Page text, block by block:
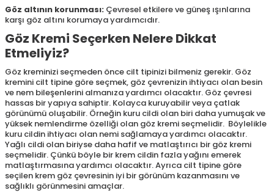
Göz altının korunması: Çevresel etkilere ve güneş ışınlarına
karşı göz altını korumaya yardımcıdır.
Göz Kremi Seçerken Nelere Dikkat
Etmeliyiz?
Göz kreminizi seçmeden önce cilt tipinizi bilmeniz gerekir. Göz
kremini cilt tipine göre seçmek, göz çevrenizin ihtiyacı olan besin
ve nem bileşenlerini almanıza yardımcı olacaktır. Göz çevresi
hassas bir yapıya sahiptir. Kolayca kuruyabilir veya çatlak
görünümü oluşabilir. Örneğin kuru cildi olan biri daha yumuşak ve
yüksek nemlendirme özelliği olan göz kremi seçmelidir. Böylelikle
kuru cildin ihtiyacı olan nemi sağlamaya yardımcı olacaktır.
Yağlı cildi olan biriyse daha hafif ve matlaştırıcı bir göz kremi
seçmelidir. Çünkü böyle bir krem cildin fazla yağını emerek
matlaştırmasına yardımcı olacaktır. Ayrıca cilt tipine göre
seçilen krem göz çevresinin iyi bir görünüm kazanmasını ve
sağlıklı görünmesini amaçlar.